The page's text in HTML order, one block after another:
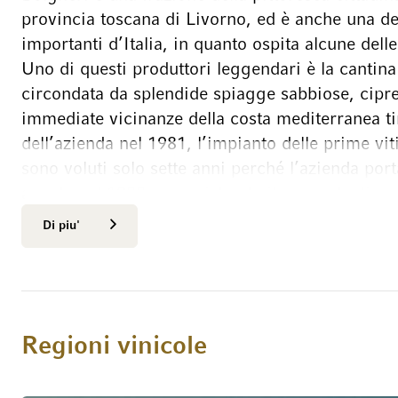
provincia toscana di Livorno, ed è anche una
importanti d’Italia, in quanto ospita alcune
Uno di questi produttori leggendari è la
circondata da splendide spiagge sabbiose,
immediate vicinanze della costa mediterranea
dell’azienda nel 1981, l’impianto delle prime
sono voluti solo sette anni perché l’azienda
anni successivi, l’area dei vigneti è stata
maturazione; mentre le dolci brezze marine
Di piu'
Regioni vinicole